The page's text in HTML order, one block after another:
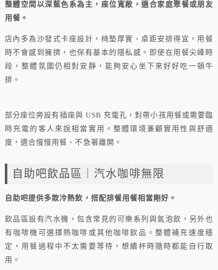
整體空間以深藍色系為主，座位寬敞，適合家庭聚餐或朋友
用餐。
店內多為沙發式卡座設計，椅墊厚實、桌距安排得宜，用餐
時不會感到擁擠，也保有基本的隱私感。即使在用餐尖峰時
段，整體氛圍仍相對安靜，能夠安心坐下來好好吃一頓牛
排。
部分座位旁設有插座與 USB 充電孔，對帶小孩用餐或需要臨
時充電的客人來說相當實用。整體環境兼顧實用性與舒適
度，適合慢慢用餐、不急著離開。
自助吧飲品區｜汽水咖啡無限
自助吧提供多款冷熱飲，搭配排餐用餐相當剛好。
飲品區設有汽水機，包含常見的可樂系列與氣泡飲，另外也
有咖啡機可選擇熱咖啡或其他咖啡飲品。整體補充速度穩
定，用餐過程中不太需要等待，想續杯時隨時都能自行取
用。